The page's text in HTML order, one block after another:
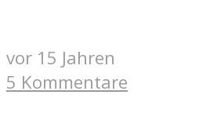
vor 15 Jahren
5 Kommentare